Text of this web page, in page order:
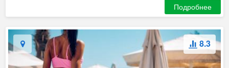
Подробнее
8.3